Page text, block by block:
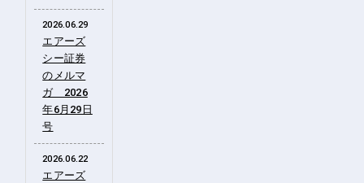
2026.06.29
エアーズ
シー証券
のメルマ
ガ 2026
年6月29日
号
2026.06.22
エアーズ